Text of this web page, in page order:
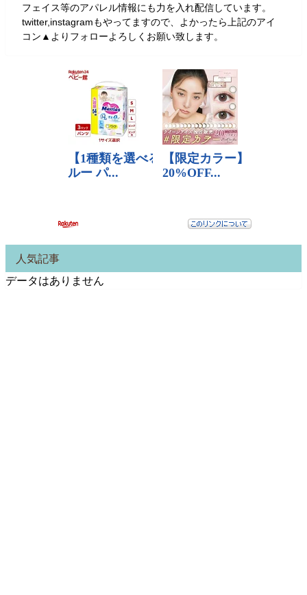
フェイス等のアパレル情報にも力を入れ配信しています。
twitter,instagramもやってますので、よかったら上記のアイ
コン▲よりフォローよろしくお願い致します。
人気記事
データはありません